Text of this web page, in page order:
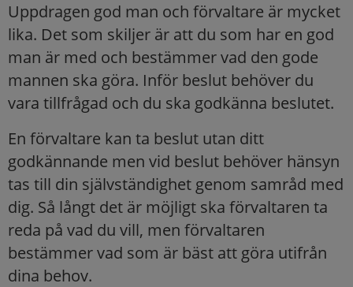
Uppdragen god man och förvaltare är mycket
lika. Det som skiljer är att du som har en god
man är med och bestämmer vad den gode
mannen ska göra. Inför beslut behöver du
vara tillfrågad och du ska godkänna beslutet.
En förvaltare kan ta beslut utan ditt
godkännande men vid beslut behöver hänsyn
tas till din självständighet genom samråd med
dig. Så långt det är möjligt ska förvaltaren ta
reda på vad du vill, men förvaltaren
bestämmer vad som är bäst att göra utifrån
dina behov.